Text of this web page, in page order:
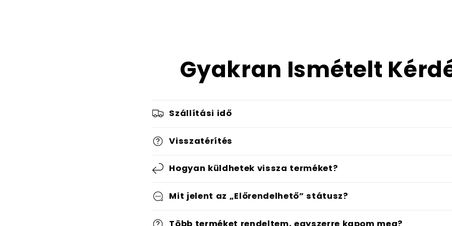
Gyakran Ismételt
Szállítási idő
Visszatérítés
Hogyan küldhetek vissza terméket?
Mit jelent az „Előrendelhető” státusz?
Több terméket rendeltem, egyszerre kapom meg?